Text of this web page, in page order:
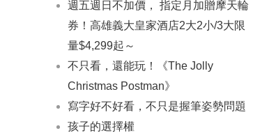
週五週日不加價， 指定月加贈摩天輪
券！高雄義大皇家酒店2大2小/3大限
量$4,299起～
不只看，還能玩！《The Jolly
Christmas Postman》
寫字好不好看，不只是握筆姿勢問題
孩子的選擇權